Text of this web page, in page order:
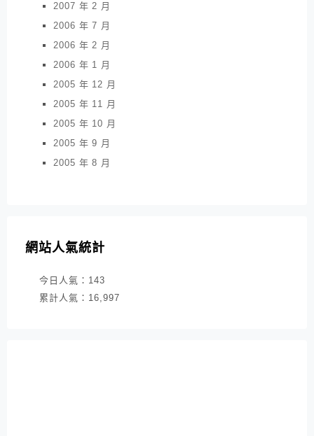
2007 年 2 月
2006 年 7 月
2006 年 2 月
2006 年 1 月
2005 年 12 月
2005 年 11 月
2005 年 10 月
2005 年 9 月
2005 年 8 月
網站人氣統計
今日人氣： 143
累計人氣： 16,997